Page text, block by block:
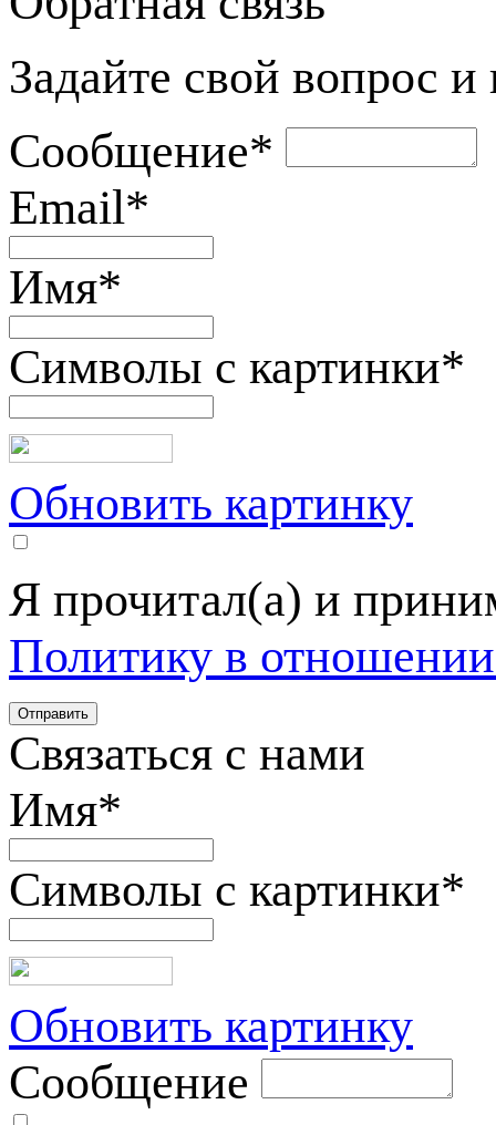
Задайте свой вопрос
Сообщение*
Email*
Имя*
Символы с картинки*
Обновить картинку
Я прочитал(а) и
Политику в
Связаться с нами
Имя*
Символы с картинки*
Обновить картинку
Сообщение